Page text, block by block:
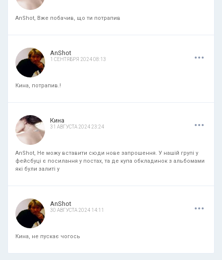
AnShot, Вже побачив, що ти потрапив
AnShot
1 СЕНТЯБРЯ 2024 08:13 ...
Кина, потрапив.!
Кина
31 АВГУСТА 2024 23:24 ...
AnShot, Не можу вставити сюди нове запрошення. У нашій групі у
фейсбуці є посилання у постах, та де купа обкладинок з альбомами
які були залиті у
AnShot
30 АВГУСТА 2024 14:11 ...
Кина, не пускає чогось